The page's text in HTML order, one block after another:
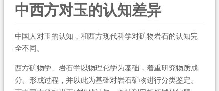
中西方对玉的认知差异
中国人对玉的认知，和西方现代科学对矿物岩石的认知完
全不同。
西方矿物学、岩石学以物理化学为基础，着重研究物质成
分、形成过程，并以此为基础对岩石矿物进行分类鉴定。